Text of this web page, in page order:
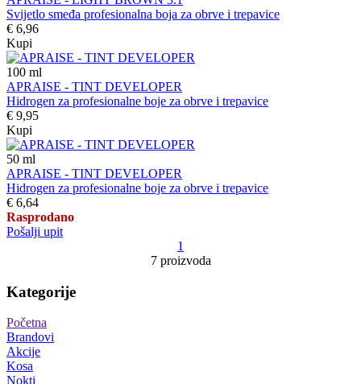
Svijetlo smeđa profesionalna boja za obrve i trepavice
€ 6,96
Kupi
100 ml
APRAISE - TINT DEVELOPER
Hidrogen za profesionalne boje za obrve i trepavice
€ 9,95
Kupi
50 ml
APRAISE - TINT DEVELOPER
Hidrogen za profesionalne boje za obrve i trepavice
€ 6,64
Rasprodano
Pošalji upit
1
7 proizvoda
Kategorije
Početna
Brandovi
Akcije
Kosa
Nokti